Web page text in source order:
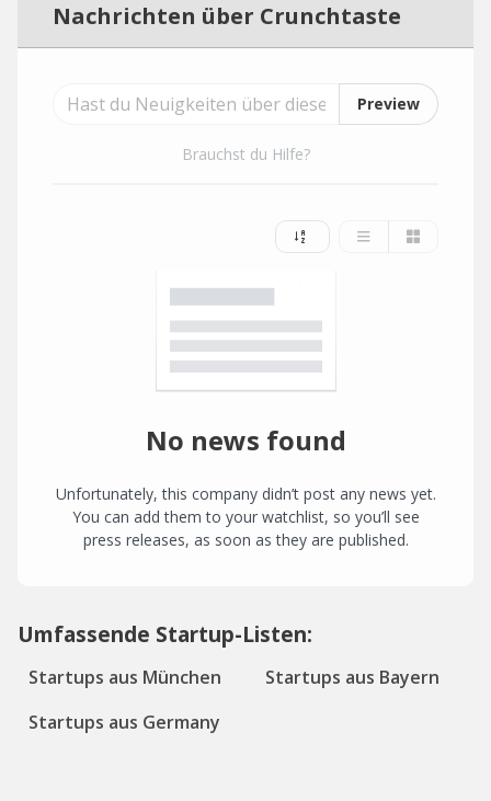
Nachrichten über Crunchtaste
Preview
Brauchst du Hilfe?
No news found
Unfortunately, this company didn’t post any news yet.
You can add them to your watchlist, so you’ll see
press releases, as soon as they are published.
Umfassende Startup-Listen:
Startups aus München
Startups aus Bayern
Startups aus Germany